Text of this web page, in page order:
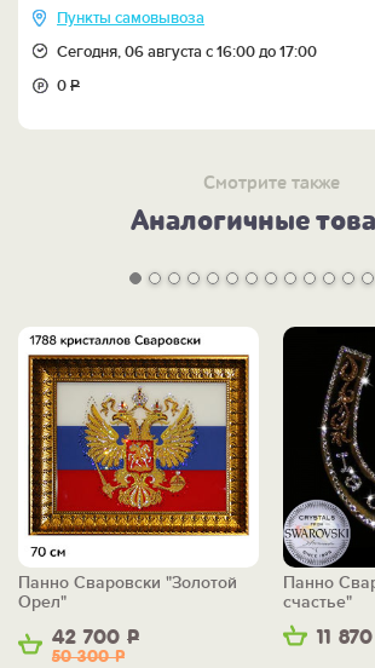
Пункты самовывоза
Сегодня, 06 августа с 16:00 до 17:00
0Р
Смотрите также
Аналогичные
42 700 Р
50 300Р
Панно Сваровски "Золотой
Орел"
11 870
Панно
счастье"